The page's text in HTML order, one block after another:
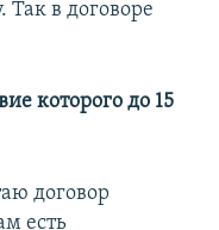
Так в договоре
которого до 15
договор
есть